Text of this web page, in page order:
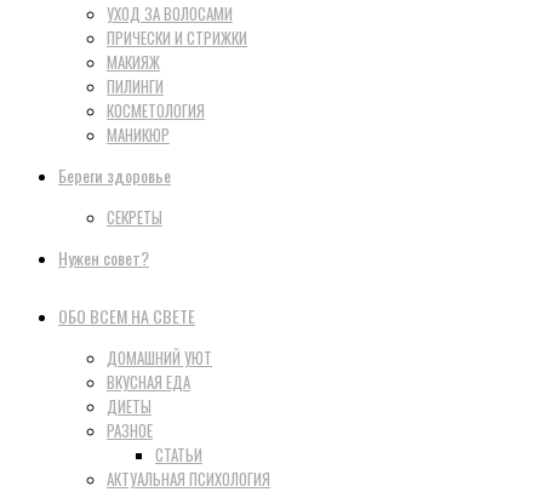
УХОД ЗА ВОЛОСАМИ
ПРИЧЕСКИ И СТРИЖКИ
МАКИЯЖ
ПИЛИНГИ
КОСМЕТОЛОГИЯ
МАНИКЮР
Береги здоровье
СЕКРЕТЫ
Нужен совет?
ОБО ВСЕМ НА СВЕТЕ
ДОМАШНИЙ УЮТ
ВКУСНАЯ ЕДА
ДИЕТЫ
РАЗНОЕ
СТАТЬИ
АКТУАЛЬНАЯ ПСИХОЛОГИЯ